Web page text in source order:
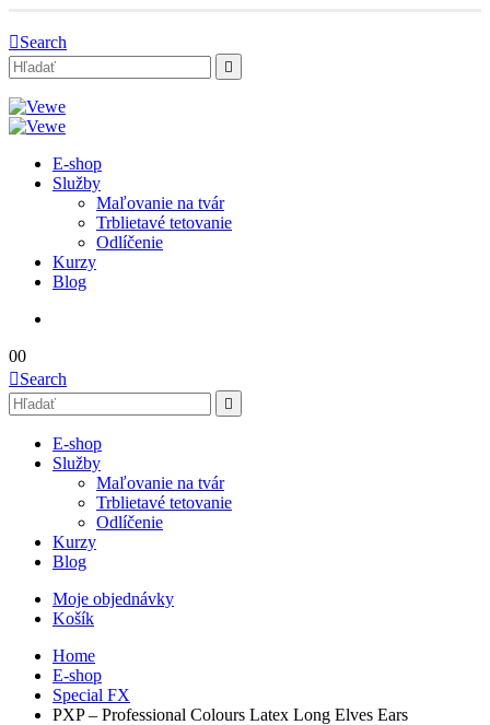
Search
E-shop
Služby
Maľovanie na tvár
Trblietavé tetovanie
Odlíčenie
Kurzy
Blog
00
Search
E-shop
Služby
Maľovanie na tvár
Trblietavé tetovanie
Odlíčenie
Kurzy
Blog
Moje objednávky
Košík
Home
E-shop
Special FX
PXP – Professional Colours Latex Long Elves Ears